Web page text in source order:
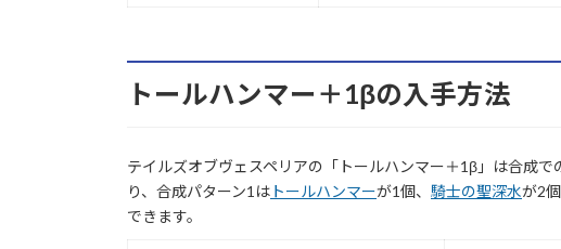
トールハンマー＋1βの入手方法
テイルズオブヴェスペリアの「トールハンマー＋1β」は合成
り、合成パターン1は トールハンマーが1個、 騎士の聖深水が2個
できます。